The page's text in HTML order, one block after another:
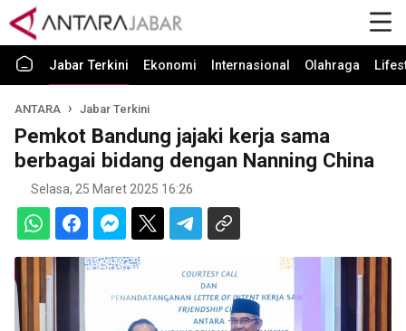
Jabar Terkini Ekonomi Internasional Olahraga
ANTARA Jabar Terkini
Pemkot Bandung jajaki kerja sama
berbagai bidang dengan Nanning China
Selasa, 25 Maret 2025 16:26